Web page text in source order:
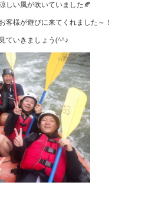
しい風が吹いていました🍂
客様が遊びに来てくれました～！
ていきましょう(^^♪